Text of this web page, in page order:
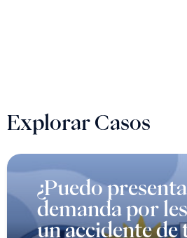
Explorar Casos
¿Puedo
demanda por
un accidente de